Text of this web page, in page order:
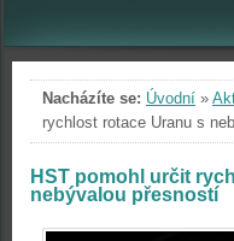
Nacházíte se: Úvodní »
rychlost rotace Uranu s
HST pomohl určit
nebývalou přesností